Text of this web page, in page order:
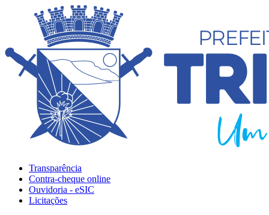
Transparência
Contra-cheque online
Ouvidoria - eSIC
Licitações